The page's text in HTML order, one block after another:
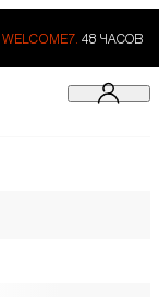
WELCOME7. 48 ЧАСОВ